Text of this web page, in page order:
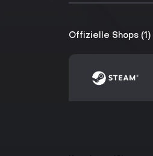
Offizielle Shops (1)